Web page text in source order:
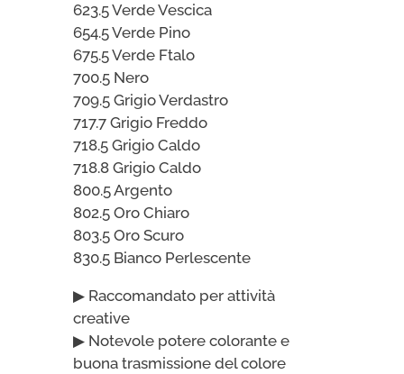
623.5 Verde Vescica
654.5 Verde Pino
675.5 Verde Ftalo
700.5 Nero
709.5 Grigio Verdastro
717.7 Grigio Freddo
718.5 Grigio Caldo
718.8 Grigio Caldo
800.5 Argento
802.5 Oro Chiaro
803.5 Oro Scuro
830.5 Bianco Perlescente
▶ Raccomandato per attività
creative
▶ Notevole potere colorante e
buona trasmissione del colore